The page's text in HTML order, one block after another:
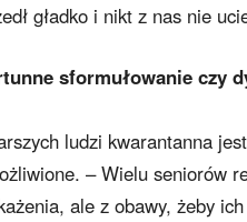
gładko i nikt z nas nie
sformułowanie czy
ludzi kwarantanna
– Wielu seniorów
ale z obawy, żeby